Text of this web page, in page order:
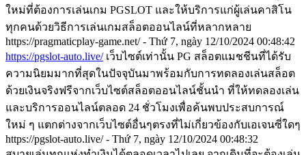
ใหม่ที่ต้องการเล่นเกม PGSLOT และให้บริการแก่ผู้เล่นคาสิโน
ทุกคนด้วยวิธีการเล่นเกมสล็อตออนไลน์ที่หลากหลาย
https://pragmaticplay-game.net/ - Thứ 7, ngày 12/10/2024 00:48:42
https://pgslot-auto.live/เว็บไซต์เท่านั้น PG สล็อตแมชชีนที่ได้รับ
ความนิยมมากที่สุดในปัจจุบันมาพร้อมกับการทดลองเล่นสล็อต
ด้วยเงินจริงฟรีจากเว็บไซต์สล็อตออนไลน์ชั้นนำ ที่ให้ทดลองเล่น
และบริการออนไลน์ตลอด 24 ชั่วโมงเพื่อค้นพบประสบการณ์
ใหม่ ๆ แตกต่างจากเว็บไซต์อื่นๆตรงที่ไม่เกี่ยวข้องกับเอเจนซี่ใดๆ
https://pgslot-auto.live/ - Thứ 7, ngày 12/10/2024 00:48:32